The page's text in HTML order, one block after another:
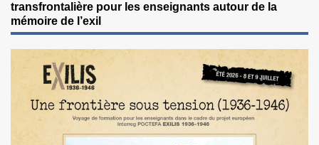
transfrontalière pour les enseignants autour de la
mémoire de l’exil